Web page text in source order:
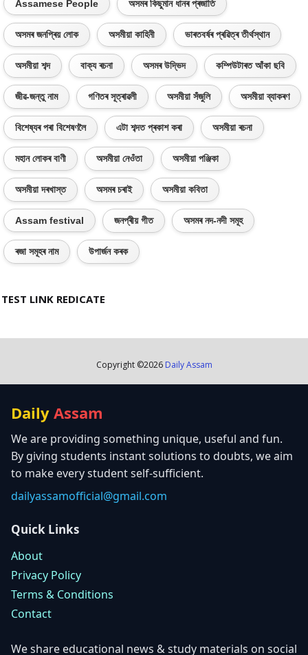
Assamese People অসমৰ কিছুমান ধানৰ প্ৰজাতি
অসমৰ জনপ্ৰিয় লোক অসমীয়া কাহিনী ভাৰতবৰ্ষৰ প্ৰৱিত্ৰ তীৰ্থস্থান
অসমীয়া শব্দ বাক্য ৰচনা অসমৰ উদ্ভিদ কম্পিউটাৰত আঁকা ছবি
জীৱ-জন্তু নাম গণিতৰ সূত্ৰাৱলী অসমীয়া সঁজুলি অসমীয়া ব্যাকৰণ
বিশেষ্যৰ পৰা বিশেষণলৈ এটা শব্দত প্ৰকাশ কৰা অসমীয়া ৰচনা
মহান লোকৰ বাণী অসমীয়া নেওঁতা অসমীয়া পঞ্জিকা
অসমীয়া দৰখাস্ত অসমৰ চৰাই অসমীয়া কবিতা
Assam festival জনপ্ৰীয় গীত অসমৰ নদ-নদী সমূহ
ৰজা সমূহৰ নাম উপাৰ্জন কৰক
TEST LINK REDICATE
Copyright ©2026 Daily Assam
Daily Assam
We are providing something unique, useful and fun.
By giving students instant solutions to doubts, we aim
to make every student self-sufficient.
dailyassamofficial@gmail.com
Quick Links
About
Privacy Policy
Terms & Conditions
Contact
We share educational news & study materials on social